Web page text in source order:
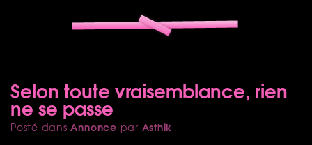
Selon toute vraisemblance, rien
ne se passe
Posté dansAnnonce par Asthik